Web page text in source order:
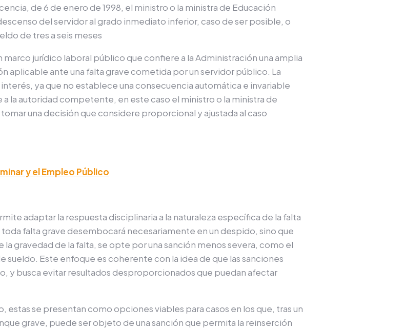
de 6 de enero de 1998, el ministro o la ministra de Educación
del servidor al grado inmediato inferior, caso de ser posible, o
de tres a seis meses
jurídico laboral público que confiere a la Administración una amplia
aplicable ante una falta grave cometida por un servidor público. La
interés, ya que no establece una consecuencia automática e invariable
la autoridad competente, en este caso el ministro o la ministra de
una decisión que considere proporcional y ajustada al caso
y el Empleo Público
adaptar la respuesta disciplinaria a la naturaleza específica de la falta
falta grave desembocará necesariamente en un despido, sino que
la gravedad de la falta, se opte por una sanción menos severa, como el
sueldo. Este enfoque es coherente con la idea de que las sanciones
y busca evitar resultados desproporcionados que puedan afectar
estas se presentan como opciones viables para casos en los que, tras un
grave, puede ser objeto de una sanción que permita la reinserción